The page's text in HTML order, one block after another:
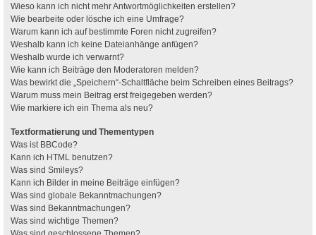
Wieso kann ich nicht mehr Antwortmöglichkeiten erstellen?
Wie bearbeite oder lösche ich eine Umfrage?
Warum kann ich auf bestimmte Foren nicht zugreifen?
Weshalb kann ich keine Dateianhänge anfügen?
Weshalb wurde ich verwarnt?
Wie kann ich Beiträge den Moderatoren melden?
Was bewirkt die „Speichern“-Schaltfläche beim Schreiben eines Beitrags?
Warum muss mein Beitrag erst freigegeben werden?
Wie markiere ich ein Thema als neu?
Textformatierung und Thementypen
Was ist BBCode?
Kann ich HTML benutzen?
Was sind Smileys?
Kann ich Bilder in meine Beiträge einfügen?
Was sind globale Bekanntmachungen?
Was sind Bekanntmachungen?
Was sind wichtige Themen?